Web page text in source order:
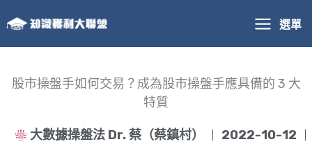
至
主
選單
股市操盤手如何交易？成為股市操盤手應具備的 3 大
特質
大數據操盤法 Dr. 蔡（蔡鎮村）
2022-10-12